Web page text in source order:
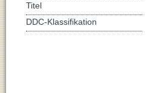
Titel
DDC-Klassifikation